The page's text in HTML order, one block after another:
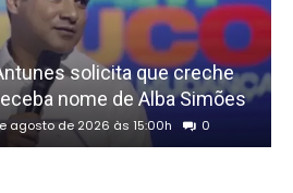
solicita que creche
nome de Alba Simões
agosto de 2026 às 15:00h 0